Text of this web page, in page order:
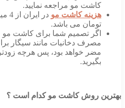
کاشت مو مراجعه نمایید.
هزینه کاشت مو
تومان می باشد.
اگر تصمیم شما برای کاشت مو
مصرف دخانیات مانند سیگار
مضر خواهد بود، پس هرچه
بگیرید.
بهترین روش کاشت مو کدام است ؟